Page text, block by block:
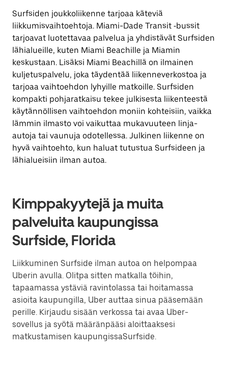
Surfsiden joukkoliikenne tarjoaa käteviä
liikkumisvaihtoehtoja. Miami-Dade Transit ‐bussit
tarjoavat luotettavaa palvelua ja yhdistävät Surfsiden
lähialueille, kuten Miami Beachille ja Miamin
keskustaan. Lisäksi Miami Beachillä on ilmainen
kuljetuspalvelu, joka täydentää liikenneverkostoa ja
tarjoaa vaihtoehdon lyhyille matkoille. Surfsiden
kompakti pohjaratkaisu tekee julkisesta liikenteestä
käytännöllisen vaihtoehdon moniin kohteisiin, vaikka
lämmin ilmasto voi vaikuttaa mukavuuteen linja-
autoja tai vaunuja odotellessa. Julkinen liikenne on
hyvä vaihtoehto, kun haluat tutustua Surfsideen ja
lähialueisiin ilman autoa.
Kimppakyytejä ja muita
palveluita kaupungissa
Surfside, Florida
Liikkuminen Surfside ilman autoa on helpompaa
Uberin avulla. Olitpa sitten matkalla töihin,
tapaamassa ystäviä ravintolassa tai hoitamassa
asioita kaupungilla, Uber auttaa sinua pääsemään
perille. Kirjaudu sisään verkossa tai avaa Uber-
sovellus ja syötä määränpääsi aloittaaksesi
matkustamisen kaupungissaSurfside.